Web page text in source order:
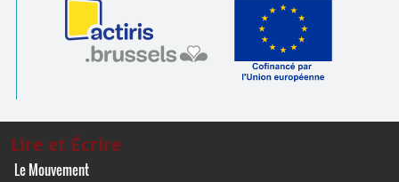
Lire et Écrire
Le Mouvement